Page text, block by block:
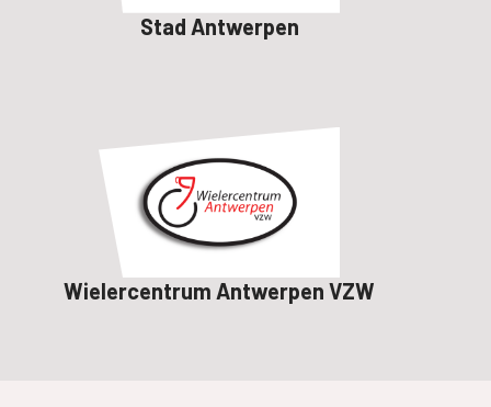
Stad Antwerpen
Wielercentrum Antwerpen VZW